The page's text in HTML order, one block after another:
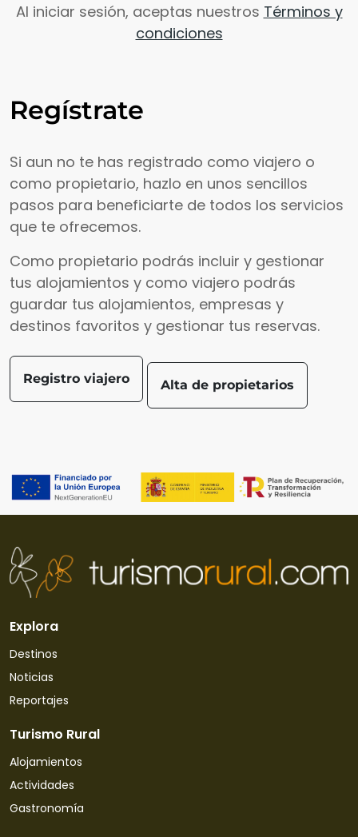
Al iniciar sesión, aceptas nuestros Términos y
condiciones
Regístrate
Si aun no te has registrado como viajero o
como propietario, hazlo en unos sencillos
pasos para beneficiarte de todos los servicios
que te ofrecemos.
Como propietario podrás incluir y gestionar
tus alojamientos y como viajero podrás
guardar tus alojamientos, empresas y
destinos favoritos y gestionar tus reservas.
Registro viajero Alta de propietarios
Explora
Destinos
Noticias
Reportajes
Turismo Rural
Alojamientos
Actividades
Gastronomía